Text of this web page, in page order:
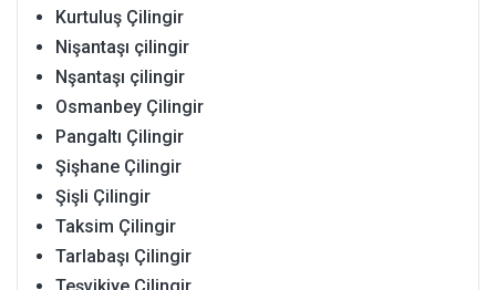
Kurtuluş Çilingir
Nişantaşı çilingir
Nşantaşı çilingir
Osmanbey Çilingir
Pangaltı Çilingir
Şişhane Çilingir
Şişli Çilingir
Taksim Çilingir
Tarlabaşı Çilingir